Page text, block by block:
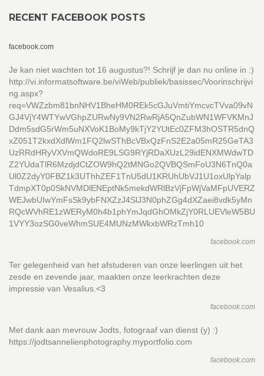
RECENT FACEBOOK POSTS
facebook.com
Je kan niet wachten tot 16 augustus?! Schrijf je dan nu online in :)
http://vi.informatsoftware.be/viWeb/publiek/basissec/Voorinschrijvi
ng.aspx?
req=VWZzbm81bnNHV1BheHM0REk5cGJuVmtiYmcvcTVva09vN
GJ4VjY4WTYwVGhpZURwNy9VN2RwRjA5QnZubWN1WFVKMnJ
Ddm5sdG5rWm5uNXVoK1BoMy9kTjY2YUtEc0ZFM3hOSTR5dnQ
xZ051T2kxdXdlWm1FQ2lwSThBcVBxQzFnS2E2a05mR25GeTA3
UzRRdHRyVXVmQWdoRE9LSG9RYjRDaXUzL29idENXMWdwTD
Z2YUdaTlR6MzdjdCtZOW9hQ2tMNGo2QVBQSmFoU3N6TnQ0a
Ul0Z2dyY0FBZ1k3UThhZEF1TnU5dU1KRUhUbVJ1U1oxUlpYalp
TdmpXT0p0SkNVMDlENEptNk5mekdWRlBzVjFpWjVaMFpUVERZ
WEJwbUIwYmFsSk9ybFNXZzJ4SlJ3N0phZGg4dXZaei8vdk5yMn
RQcWVhRE1zWERyM0h4b1phYmJqdGhOMkZjY0RLUEVleW5BU
1VYY3ozSG0veWhmSUE4MUNzMWkxbWRzTmh10
facebook.com
Ter gelegenheid van het afstuderen van onze leerlingen uit het
zesde en zevende jaar, maakten onze leerkrachten deze
impressie van Vesalius.<3
facebook.com
Met dank aan mevrouw Jodts, fotograaf van dienst (y) :)
https://jodtsannelienphotography.myportfolio.com
facebook.com